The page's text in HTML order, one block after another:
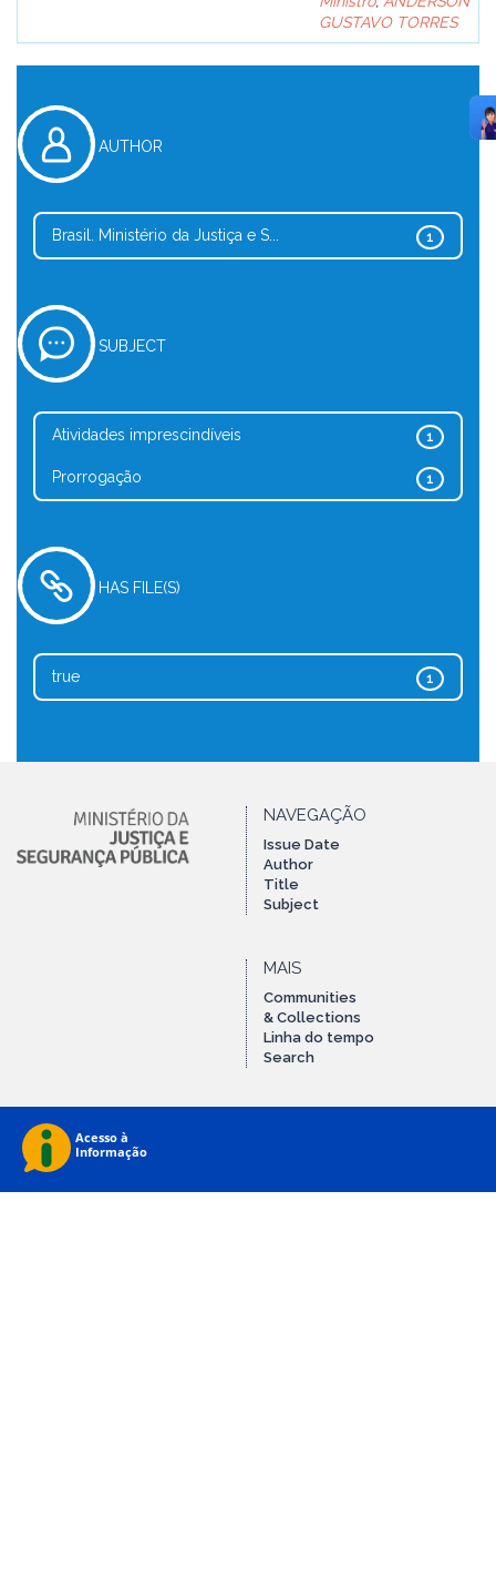
GUSTAVO TORRES
AUTHOR
1
Brasil. Ministério da Justiça e S...
SUBJECT
1
Atividades imprescindíveis
1
Prorrogação
HAS FILE(S)
1
true
NAVEGAÇÃO
Issue Date
Author
Title
Subject
MAIS
Communities
& Collections
Linha do tempo
Search